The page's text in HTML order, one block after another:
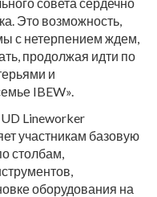
Это возможность,
с нетерпением ждем,
продолжая идти по
и
IBEW».
Lineworker
участникам базовую
столбам,
оборудования на